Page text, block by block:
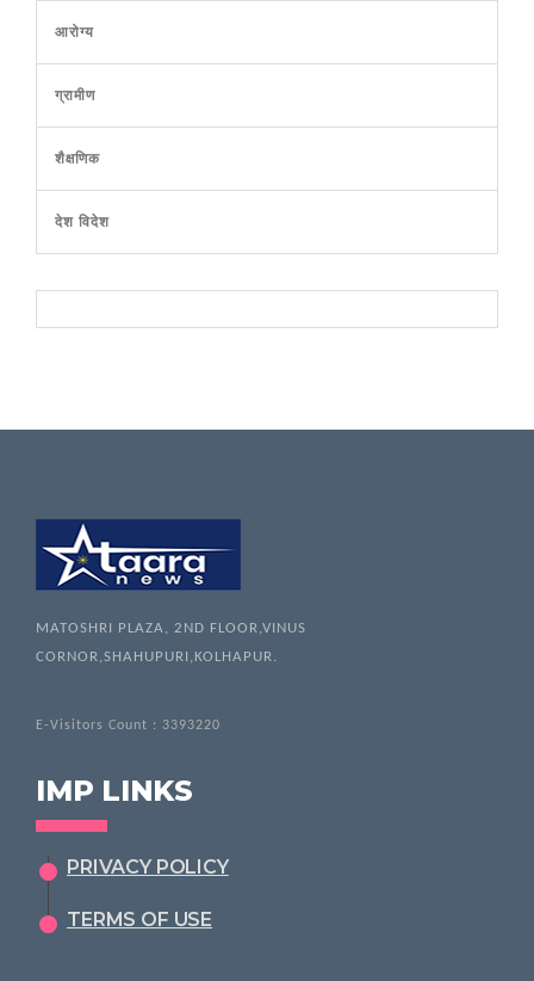
आरोग्य
ग्रामीण
शैक्षणिक
देश विदेश
MATOSHRI PLAZA, 2ND FLOOR,VINUS
CORNOR,SHAHUPURI,KOLHAPUR.
E-Visitors Count : 3393220
IMP LINKS
PRIVACY POLICY
TERMS OF USE